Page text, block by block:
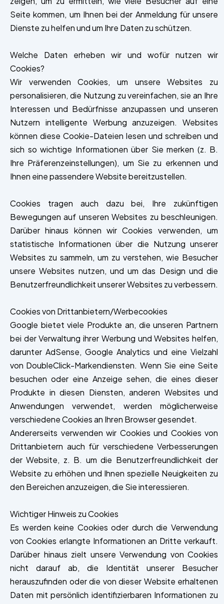
Seite kommen, um Ihnen bei der Anmeldung für unsere
Dienste zu helfen und um Ihre Daten zu schützen.
Welche Daten erheben wir und wofür nutzen wir
Cookies?
Wir verwenden Cookies, um unsere Websites zu
personalisieren, die Nutzung zu vereinfachen, sie an Ihre
Interessen und Bedürfnisse anzupassen und unseren
Nutzern intelligente Werbung anzuzeigen. Websites
können diese Cookie-Dateien lesen und schreiben und
sich so wichtige Informationen über Sie merken (z. B.
Ihre Präferenzeinstellungen), um Sie zu erkennen und
Ihnen eine passendere Website bereitzustellen.
Cookies tragen auch dazu bei, Ihre zukünftigen
Bewegungen auf unseren Websites zu beschleunigen.
Darüber hinaus können wir Cookies verwenden, um
statistische Informationen über die Nutzung unserer
Websites zu sammeln, um zu verstehen, wie Besucher
unsere Websites nutzen, und um das Design und die
Benutzerfreundlichkeit unserer Websites zu verbessern.
Cookies von Drittanbietern/Werbecookies
Google bietet viele Produkte an, die unseren Partnern
bei der Verwaltung ihrer Werbung und Websites helfen,
darunter AdSense, Google Analytics und eine Vielzahl
von DoubleClick-Markendiensten. Wenn Sie eine Seite
besuchen oder eine Anzeige sehen, die eines dieser
Produkte in diesen Diensten, anderen Websites und
Anwendungen verwendet, werden möglicherweise
verschiedene Cookies an Ihren Browser gesendet.
Andererseits verwenden wir Cookies und Cookies von
Drittanbietern auch für verschiedene Verbesserungen
der Website, z. B. um die Benutzerfreundlichkeit der
Website zu erhöhen und Ihnen spezielle Neuigkeiten zu
den Bereichen anzuzeigen, die Sie interessieren.
Wichtiger Hinweis zu Cookies
Es werden keine Cookies oder durch die Verwendung
von Cookies erlangte Informationen an Dritte verkauft.
Darüber hinaus zielt unsere Verwendung von Cookies
nicht darauf ab, die Identität unserer Besucher
herauszufinden oder die von dieser Website erhaltenen
Daten mit persönlich identifizierbaren Informationen zu